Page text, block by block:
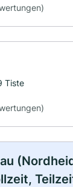
Tiste